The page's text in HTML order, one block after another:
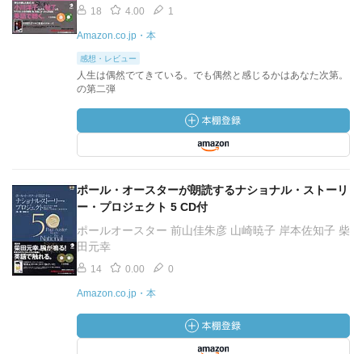
18 4.00 1
Amazon.co.jp・本
感想・レビュー
人生は偶然でてきている。でも偶然と感じるかはあなた次第。
の第二弾
ポール・オースターが朗読するナショナル・ストーリ
ー・プロジェクト 5 CD付
ポールオースター 前山佳朱彦 山崎暁子 岸本佐知子 柴
田元幸
14 0.00 0
Amazon.co.jp・本